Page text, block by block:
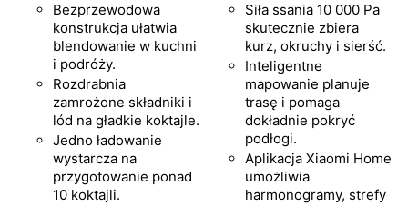
Bezprzewodowa
konstrukcja ułatwia
blendowanie w kuchni
i podróży.
Rozdrabnia
zamrożone składniki i
lód na gładkie koktajle.
Jedno ładowanie
wystarcza na
przygotowanie ponad
10 koktajli.
Siła ssania 10 000 Pa
skutecznie zbiera
kurz, okruchy i sierść.
Inteligentne
mapowanie planuje
trasę i pomaga
dokładnie pokryć
podłogi.
Aplikacja Xiaomi Home
umożliwia
harmonogramy, strefy